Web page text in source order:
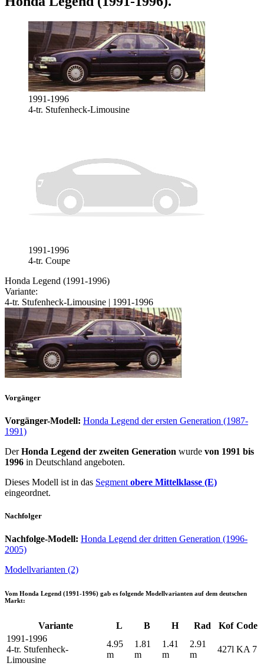
1991-1996
4-tr. Stufenheck-Limousine
1991-1996
4-tr. Coupe
Honda Legend (1991-1996)
Variante:
4-tr. Stufenheck-Limousine | 1991-1996
Vorgänger
Vorgänger-Modell: Honda Legend der ersten Generation (1987-
1991)
DerHonda Legend der zweiten Generation wurde von 1991 bis
1996 in Deutschland angeboten.
Dieses Modell ist in das Segment obere Mittelklasse (E)
eingeordnet.
Nachfolger
Nachfolge-Modell: Honda Legend der dritten Generation (1996-
2005)
Modellvarianten (2)
Vom Honda Legend (1991-1996) gab es folgende Modellvarianten auf dem deutschen
Markt:
Variante L B H Rad Kof Code
1991-1996
4-tr. Stufenheck-
Limousine
4.95
m
1.81
m
1.41
m
2.91
m
427l KA 7